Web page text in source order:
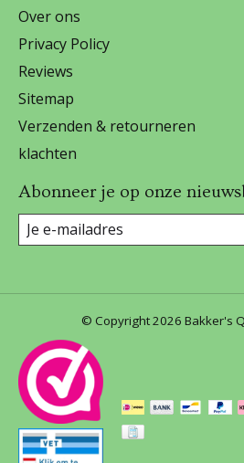
Over ons
Privacy Policy
Reviews
Sitemap
Verzenden & retourneren
klachten
Abonneer je op onze
© Copyright 2026 Bakker's